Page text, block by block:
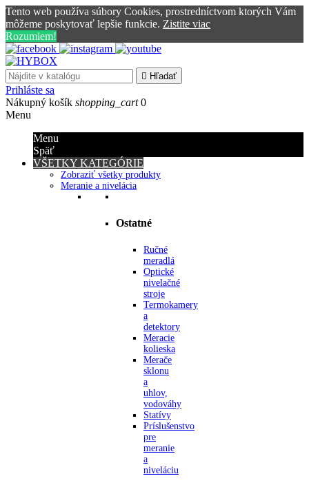
Tento web používa súbory Cookies, prostredníctvom ktorých Vám
môžeme poskytovať lepšie funkcie. Zistite viac
Rozumiem!
 Hľadať
Prihláste sa
Nákupný košík shopping_cart 0
Menu
Menu
Späť
VŠETKY KATEGÓRIE
Zobraziť všetky produkty
Meranie a nivelácia
Ostatné
Ručné
meradlá
Optické
nivelačné
stroje
Termokamery
a
detektory
Meracie
kolieska
Merače
sklonu
a
uhlov,
vodováhy
Statívy
Príslušenstvo
pre
meranie
a
niveláciu